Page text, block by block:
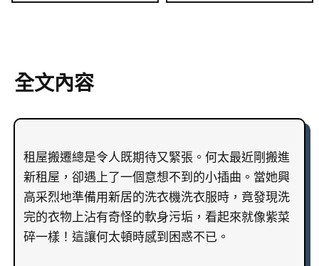
全文內容
租屋搬遷總是令人既期待又緊張。何太最近剛搬進
新租屋，卻遇上了一個意想不到的小插曲。當她興
高采烈地準備用新居的洗衣機洗衣服時，竟發現洗
完的衣物上沾有奇怪的軟身污垢，看起來就像紫菜
碎一樣！這讓何太頓時感到困惑不已。